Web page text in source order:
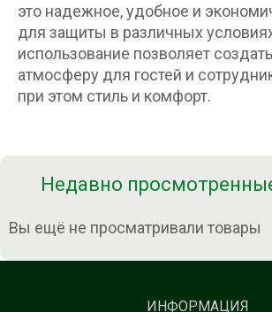
это надежное, удобное и
для защиты в различных
использование позволяет
атмосферу для гостей и
при этом стиль и комфорт.
Недавно
Вы ещё не просматривали товары
ИНФОРМАЦИЯ